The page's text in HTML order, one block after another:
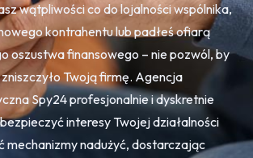
wątpliwości co do lojalności wspólnika,
kontrahentu lub padłeś ofiarą
oszustwa finansowego – nie pozwól, by
Twoją firmę. Agencja
Spy24 profesjonalnie i dyskretnie
interesy Twojej działalności
mechanizmy nadużyć, dostarczając